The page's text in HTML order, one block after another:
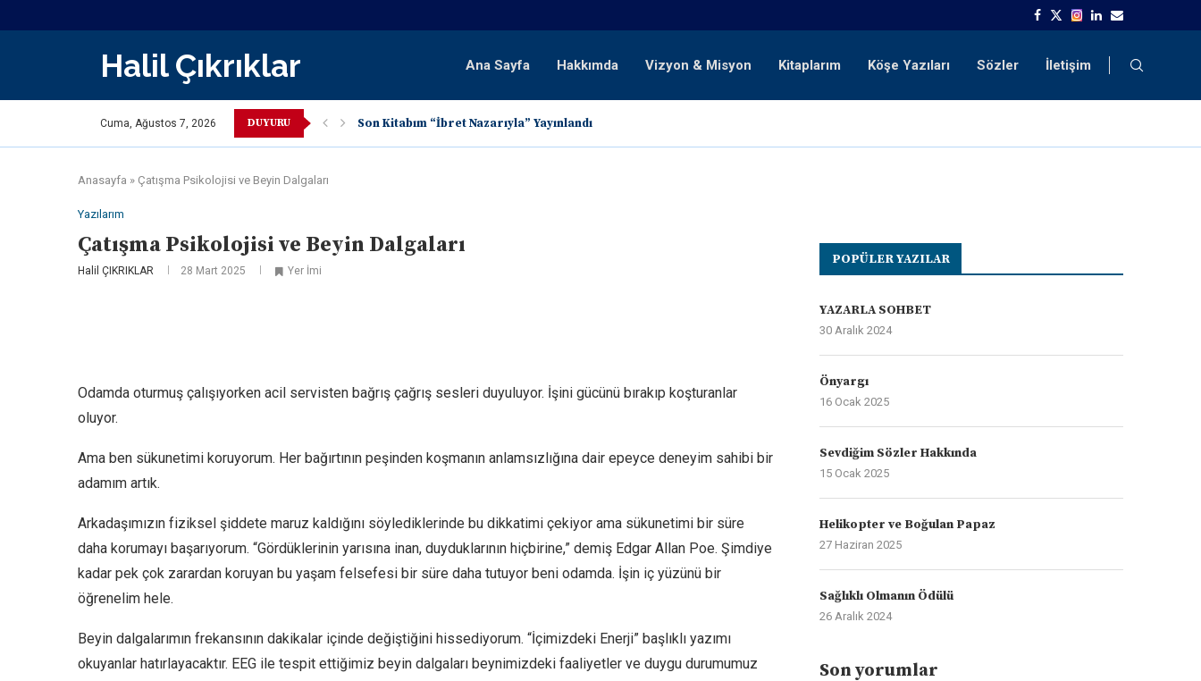
Halil Çıkrıklar Ana Sayfa Hakkımda Vizyon & Misyon Kitaplarım Köşe Yazıları Sözler İletişim
Cuma, Ağustos 7, 2026 DUYURU Son Kitabım “İbret Nazarıyla” Yayınlandı
Anasayfa » Çatışma Psikolojisi ve Beyin Dalgaları
Yazılarım
Çatışma Psikolojisi ve Beyin Dalgaları
Halil ÇIKRIKLAR 28 Mart 2025 Yer İmi
Odamda oturmuş çalışıyorken acil servisten bağrış çağrış sesleri duyuluyor. İşini gücünü bırakıp koşturanlar
oluyor.
Ama ben sükunetimi koruyorum. Her bağırtının peşinden koşmanın anlamsızlığına dair epeyce deneyim sahibi bir
adamım artık.
Arkadaşımızın fiziksel şiddete maruz kaldığını söylediklerinde bu dikkatimi çekiyor ama sükunetimi bir süre
daha korumayı başarıyorum. “Gördüklerinin yarısına inan, duyduklarının hiçbirine,” demiş Edgar Allan Poe. Şimdiye
kadar pek çok zarardan koruyan bu yaşam felsefesi bir süre daha tutuyor beni odamda. İşin iç yüzünü bir
öğrenelim hele.
Beyin dalgalarımın frekansının dakikalar içinde değiştiğini hissediyorum. “İçimizdeki Enerji” başlıklı yazımı
okuyanlar hatırlayacaktır. EEG ile tespit ettiğimiz beyin dalgaları beynimizdeki faaliyetler ve duygu durumumuz
POPÜLER YAZILAR
YAZARLA SOHBET
30 Aralık 2024
Önyargı
16 Ocak 2025
Sevdiğim Sözler Hakkında
15 Ocak 2025
Helikopter ve Boğulan Papaz
27 Haziran 2025
Sağlıklı Olmanın Ödülü
26 Aralık 2024
Son yorumlar